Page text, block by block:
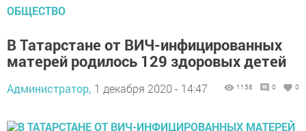
ОБЩЕСТВО
В Татарстане от ВИЧ-инфицированных
матерей родилось 129 здоровых детей
Администратор, 1 декабря 2020 - 14:47 1158 0 0